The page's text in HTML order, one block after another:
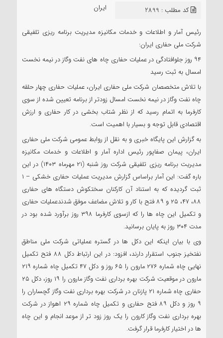
سعید
ایران
کد مطلب : 2899
رئیس آمار و اطلاعات و خدمات مکانیزه مدیریت برنامه ریزی تلفیقی
شرکت ملی حفاری ایران:
۹۴ روز جلوافتادگی در عملیات حفاری چاه های نفت وگاز در نیمه نخست
امسال به ثبت رسید
با تلاش متخصصان شرکت ملی حفاری ایران، عملیات حفاری چهار حلقه
چاه نفت وگاز در نیمه نخست امسال زودتر از برنامه تعیین شده از سوی
کارفرما به اتمام رسید که از نظر شتاب بخشی در کار حفاری و ارزش
اقتصادی قابل توجه و بسیار با اهمیت است.
به گزارش این پایگاه خبری و به نقل از روابط عمومی شرکت ملی حفاری
ایران، پیمان صفاپور رئیس اداره آمار و اطلاعات و خدمات مکانیزه
مدیریت برنامه ریزی تلفیقی شرکت روز شنبه (۲۱ مهرماه ۱۴۰۳) در این
باره گفت: این آمار براساس گزارش مدیریت عملیات حفاری خشکی – ۱
ثبت گردیده که به استناد آن کارکنان سختکوش دستگاه های حفاری
۸۸، ۴۷، ۲۵ و ۸۹ فتح با کار و تلاش مضاعف موفق شدندعملیات حفاری
و تکمیل این چاه ها را که ازسوی کارفرما ۳۹۸ روز برآورد شده بود در
مدت ۳۰۴ روز به پایان برسانید.
وی با بیان اینکه این دکل ها در گستره عملیاتی شرکت ملی مناطق
نفتخیز جنوب استقرار دارند، افزود: در این ارتباط دکل ۸۸ فتح تکمیل
نهایی چاه شماره ۲۷۶ مارون را ۶۵ روز و دکل ۴۷ تکمیل چاه شماره ۲۱۹
مارون در موقعیت شرکت بهره برداری نفت وگاز مارون را ۱۹ روز، دکل ۲۵
حفاری چاه شماره ۲۱ پازنان در شرکت بهره برداری نفت وگاز گچساران را
۹ روز و دکل ۸۹ فتح حفاری و تکمیل چاه شماره ۲۹ اهواز در شرکت
بهره برداری نفت وگاز کارون را یک روز زود تر از موعد انجام و این چاه
ها در اختیار کارفرما قرار گرفت.